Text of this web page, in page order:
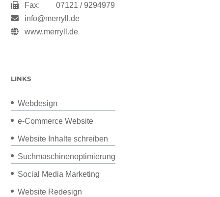
Fax:
07121 / 9294979
info@merryll.de
www.merryll.de
LINKS
Webdesign
e-Commerce Website
Website Inhalte schreiben
Suchmaschinenoptimierung
Social Media Marketing
Website Redesign